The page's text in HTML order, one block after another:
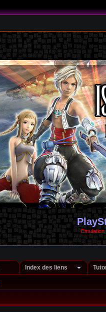
Index des liens